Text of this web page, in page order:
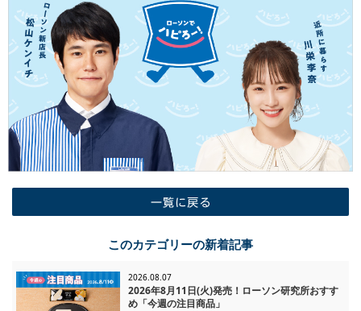
このカテゴリーの新着記事
2026.08.07
2026年8月11日(火)発売！ローソン研究所おすす
め「今週の注目商品」